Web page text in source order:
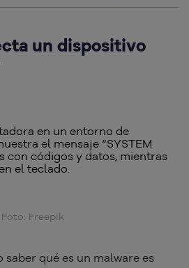
un dispositivo
Foto: Freepik
qué es un malware es